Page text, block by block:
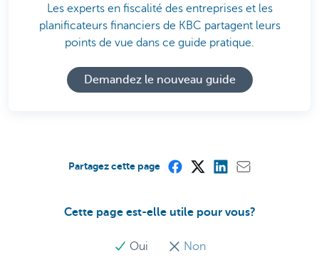
Les experts en fiscalité des entreprises et les
planificateurs financiers de KBC partagent leurs
points de vue dans ce guide pratique.
Demandez le nouveau guide
Cette page est-elle utile pour vous?
Oui Non
Partagez cette page